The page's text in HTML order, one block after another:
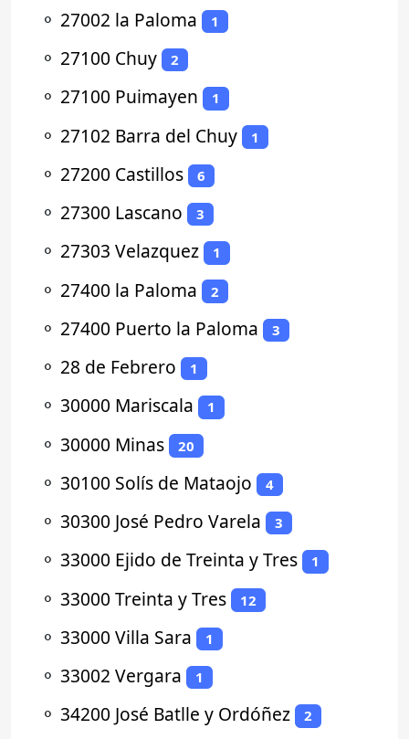
⚬ 27002 la Paloma 1
⚬ 27100 Chuy 2
⚬ 27100 Puimayen 1
⚬ 27102 Barra del Chuy 1
⚬ 27200 Castillos 6
⚬ 27300 Lascano 3
⚬ 27303 Velazquez 1
⚬ 27400 la Paloma 2
⚬ 27400 Puerto la Paloma 3
⚬ 28 de Febrero 1
⚬ 30000 Mariscala 1
⚬ 30000 Minas 20
⚬ 30100 Solís de Mataojo 4
⚬ 30300 José Pedro Varela 3
⚬ 33000 Ejido de Treinta y Tres 1
⚬ 33000 Treinta y Tres 12
⚬ 33000 Villa Sara 1
⚬ 33002 Vergara 1
⚬ 34200 José Batlle y Ordóñez 2